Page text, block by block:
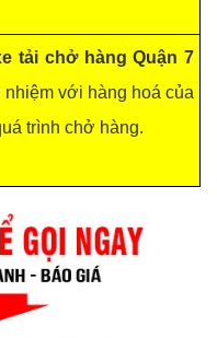
tải chở hàng Quận 7
với hàng hoá của
trình chở hàng.